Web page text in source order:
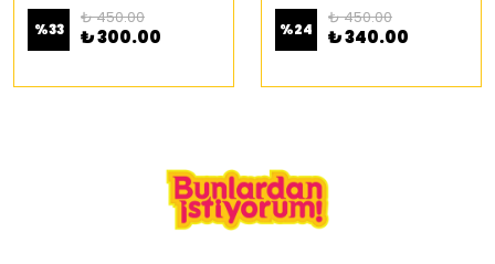
%33
₺ 450.00
₺ 300.00 %24
₺ 450.00
₺ 340.00